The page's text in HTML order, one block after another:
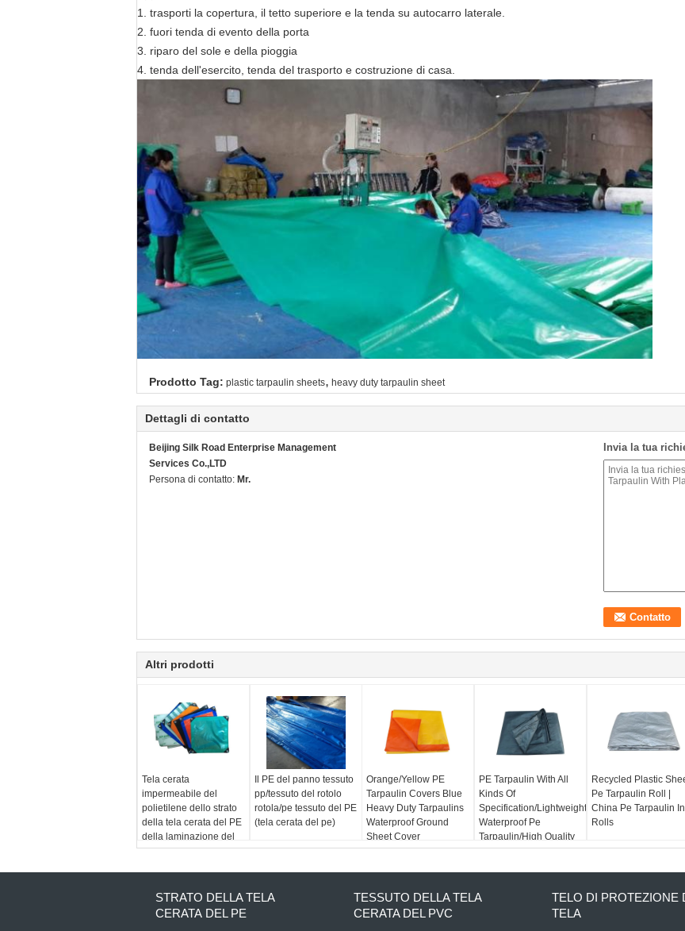
1. trasporti la copertura, il tetto superiore e la tenda su autocarro laterale.
2. fuori tenda di evento della porta
3. riparo del sole e della pioggia
4. tenda dell'esercito, tenda del trasporto e costruzione di casa.
Prodotto Tag: plastic tarpaulin sheets, heavy duty tarpaulin sheet
Dettagli di contatto
Beijing Silk Road Enterprise Management
Services Co.,LTD
Persona di contatto: Mr.
Invia la tua
Altri prodotti
Tela cerata
impermeabile del
polietilene dello strato
della tela cerata del PE
della laminazione del
tessuto +HDPE
Il PE del panno tessuto
pp/tessuto del rotolo
rotola/pe tessuto del PE
(tela cerata del pe)
Orange/Yellow PE
Tarpaulin Covers Blue
Heavy Duty Tarpaulins
Waterproof Ground
Sheet Cover
PE Tarpaulin With All
Kinds Of
Specification/Lightweight
Waterproof Pe
Tarpaulin/High Quality
Pe Tarpaulin
Recycled Plastic
Pe Tarpaulin Roll |
China Pe Tarpaulin In
Rolls
STRATO DELLA TELA
CERATA DEL PE
TESSUTO DELLA TELA
CERATA DEL PVC
TELO DI PROTEZIONE
TELA